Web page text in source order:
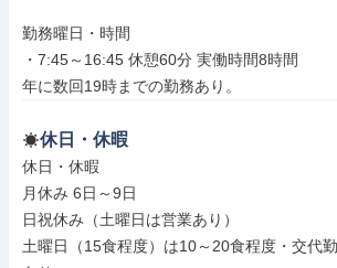
勤務曜日・時間
・7:45～16:45 休憩60分 実働時間8時間
年に数回19時までの勤務あり。
休日・休暇
休日・休暇
月休み 6日～9日
日祝休み（土曜日は営業あり）
土曜日（15食程度）は10～20食程度・交代